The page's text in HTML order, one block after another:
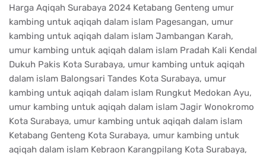
Harga Aqiqah Surabaya 2024 Ketabang Genteng umur
kambing untuk aqiqah dalam islam Pagesangan, umur
kambing untuk aqiqah dalam islam Jambangan Karah,
umur kambing untuk aqiqah dalam islam Pradah Kali Kendal
Dukuh Pakis Kota Surabaya, umur kambing untuk aqiqah
dalam islam Balongsari Tandes Kota Surabaya, umur
kambing untuk aqiqah dalam islam Rungkut Medokan Ayu,
umur kambing untuk aqiqah dalam islam Jagir Wonokromo
Kota Surabaya, umur kambing untuk aqiqah dalam islam
Ketabang Genteng Kota Surabaya, umur kambing untuk
aqiqah dalam islam Kebraon Karangpilang Kota Surabaya,